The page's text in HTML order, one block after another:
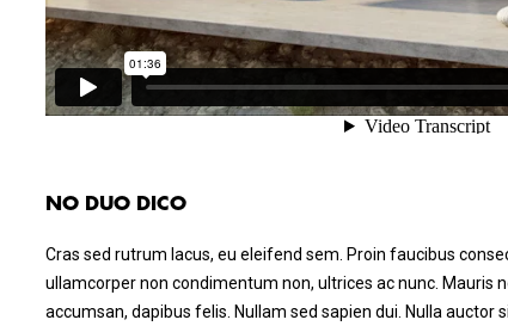
NO DUO DICO
Cras sed rutrum lacus, eu eleifend sem. Proin faucibus
ullamcorper non condimentum non, ultrices ac nunc. Mauris
accumsan, dapibus felis. Nullam sed sapien dui. Nulla auctor